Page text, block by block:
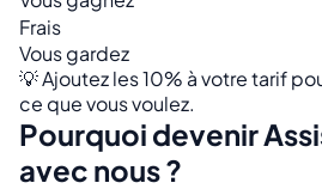
Frais
Vous gardez
💡 Ajoutez les 10% à votre tarif
ce que vous voulez.
Pourquoi devenir
avec nous ?